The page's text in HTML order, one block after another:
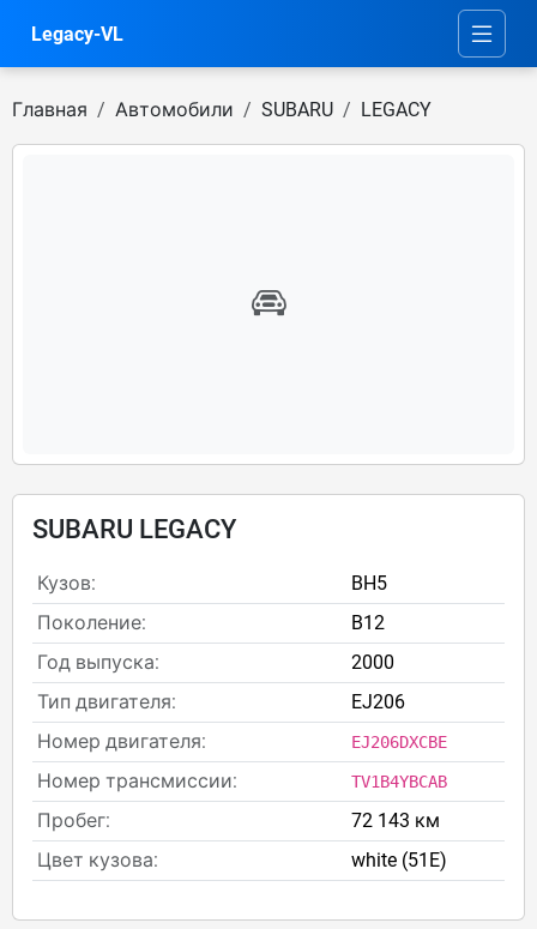
Legacy-VL
Главная Автомобили SUBARU LEGACY
SUBARU LEGACY
Кузов:
BH5
Поколение:
B12
Год выпуска:
2000
Тип двигателя:
EJ206
Номер двигателя:
EJ206DXCBE
Номер трансмиссии: TV1B4YBCAB
Пробег:
72 143 км
Цвет кузова:
white (51E)